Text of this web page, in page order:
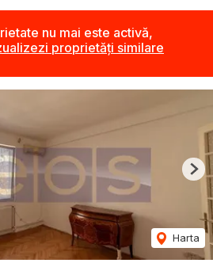
nu mai este activă,
proprietăți similare
Harta